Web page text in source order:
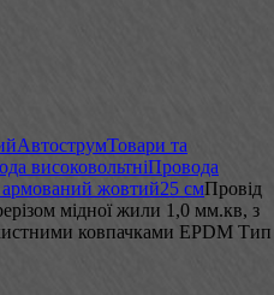
АвтострумТовари та
високовольтніПровода
армований жовтий25 смПровід
мідної жили 1,0 мм.кв, з
ковпачками EPDM Тип